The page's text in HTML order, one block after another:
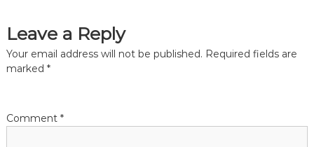
t
n
v
Leave a Reply
Your email address will not be published. Required fields are
marked *
Comment *